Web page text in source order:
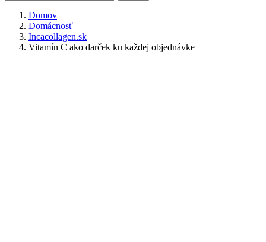
Domov
Domácnosť
Incacollagen.sk
Vitamín C ako darček ku každej objednávke